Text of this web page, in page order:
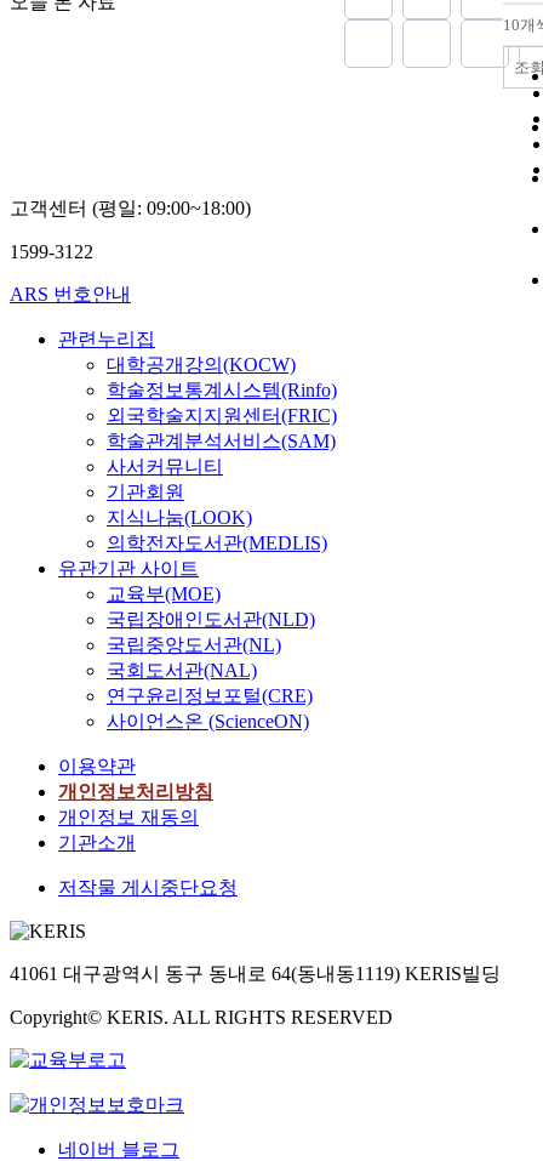
10개
조
고객센터 (평일: 09:00~18:00)
1599-3122
ARS 번호안내
관련누리집
대학공개강의(KOCW)
학술정보통계시스템(Rinfo)
외국학술지지원센터(FRIC)
학술관계분석서비스(SAM)
사서커뮤니티
기관회원
지식나눔(LOOK)
의학전자도서관(MEDLIS)
유관기관 사이트
교육부(MOE)
국립장애인도서관(NLD)
국립중앙도서관(NL)
국회도서관(NAL)
연구윤리정보포털(CRE)
사이언스온 (ScienceON)
이용약관
개인정보처리방침
개인정보 재동의
기관소개
저작물 게시중단요청
41061 대구광역시 동구 동내로 64(동내동1119) KERIS빌딩
Copyright© KERIS. ALL RIGHTS RESERVED
네이버 블로그